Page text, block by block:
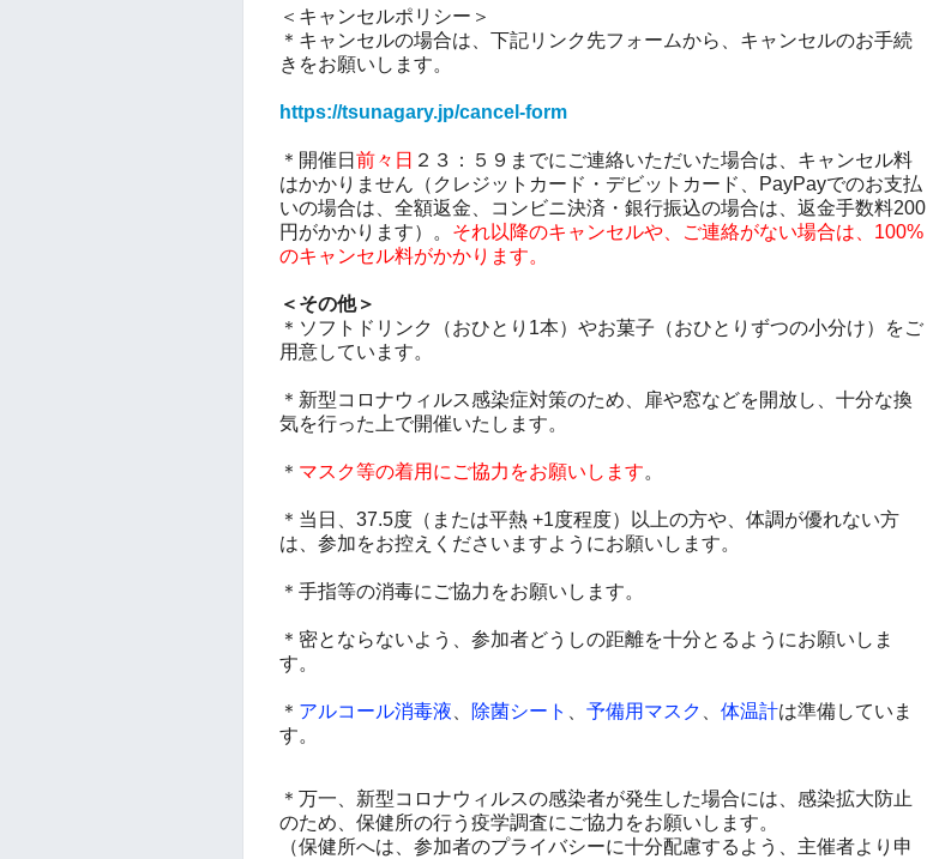
＜キャンセルポリシー＞
＊キャンセルの場合は、下記リンク先フォームから、キャンセルのお手続
きをお願いします。
https://tsunagary.jp/cancel-form
＊開催日 前々日 ２３：５９までにご連絡いただいた場合は、キャンセル料
はかかりません（クレジットカード・デビットカード、PayPayでのお支払
いの場合は、全額返金、コンビニ決済・銀行振込の場合は、返金手数料200
円がかかります）。 それ以降のキャンセルや、ご連絡がない場合は、100%
のキャンセル料がかかります。
＜その他＞
＊ソフトドリンク（おひとり1本）やお菓子（おひとりずつの小分け）をご
用意しています。
＊新型コロナウィルス感染症対策のため、扉や窓などを開放し、十分な換
気を行った上で開催いたします。
＊ マスク等の着用にご協力をお願いします。
＊当日、37.5度（または平熱 +1度程度）以上の方や、体調が優れない方
は、参加をお控えくださいますようにお願いします。
＊手指等の消毒にご協力をお願いします。
＊密とならないよう、参加者どうしの距離を十分とるようにお願いしま
す。
＊ アルコール消毒液 除菌シート 予備用マスク 体温計は準備していま
す。
＊万一、新型コロナウィルスの感染者が発生した場合には、感染拡大防止
のため、保健所の行う疫学調査にご協力をお願いします。
（保健所へは、参加者のプライバシーに十分配慮するよう、主催者より申